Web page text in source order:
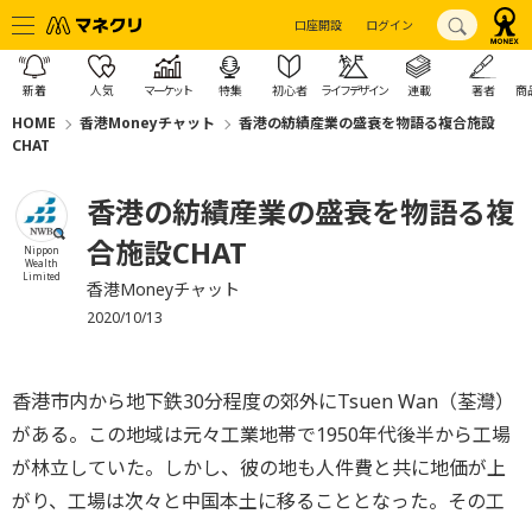
口座開設 ログイン
新着 人気 マーケット 特集 初心者 ライフデザイン 連載 著者 商
HOME 香港Moneyチャット
香港の紡績産業の盛衰を物語る複合施設
CHAT
Nippon
Wealth
Limited
香港の紡績産業の盛衰を物語る複
合施設CHAT
香港Moneyチャット
2020/10/13
香港市内から地下鉄30分程度の郊外にTsuen Wan（荃灣）
がある。この地域は元々工業地帯で1950年代後半から工場
が林立していた。しかし、彼の地も人件費と共に地価が上
がり、工場は次々と中国本土に移ることとなった。その工